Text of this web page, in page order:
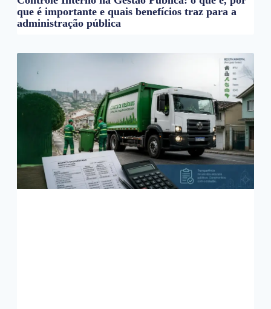
que é importante e quais benefícios traz para a
administração pública